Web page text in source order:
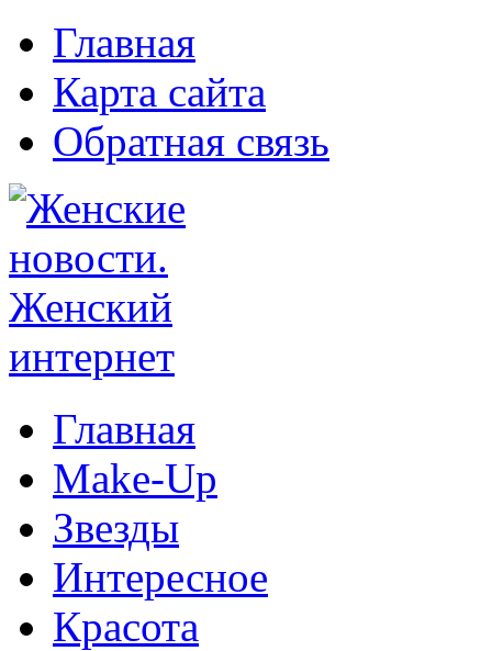
Главная
Карта сайта
Обратная связь
Главная
Make-Up
Звезды
Интересное
Красота